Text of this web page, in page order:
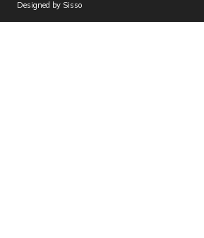
Designed by Sisso